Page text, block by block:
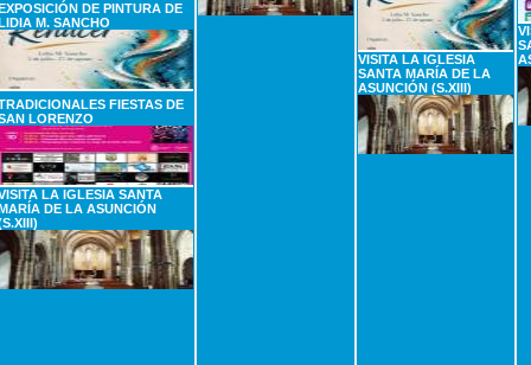
DE PINTURA DE
M. SANCHO
FIESTAS DE
LORENZO
LA IGLESIA SANTA
DE LA ASUNCIÓN
VISITA LA IGLESIA
SANTA MARÍA DE LA
ASUNCIÓN (S.XIII)